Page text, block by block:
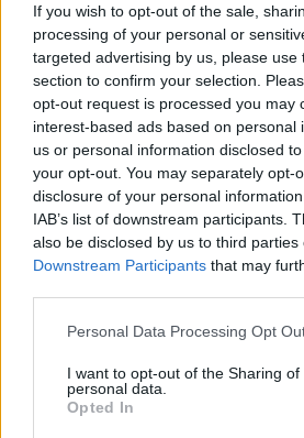
If you wish to opt-out of the sale,
processing of your personal or
targeted advertising by us, please use
section to confirm your selection.
opt-out request is processed you may
interest-based ads based on personal
us or personal information disclosed
your opt-out. You may separately opt-
disclosure of your personal
IAB’s list of downstream participants.
also be disclosed by us to third parties
Downstream Participants that may
Personal Data Processing Opt
I want to opt-out of the Sharing of
personal data.
Opted In
Hallo, Ganz großes Kino. Grade
Item " Einfallsreiche Kochkunst "
Leuchtturmfläche entfernt , wollte es
neue WL zu setzen und jetzt ist es
Kann bitte jemand nachschauen wo
Katze58
Id: 55027960
Das Item ist wieder da. Vielen
erledigt.
reiny